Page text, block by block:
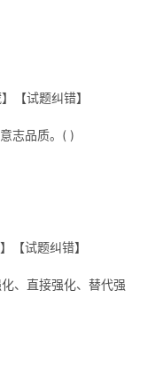
【试题纠错】
志品质。( )
【试题纠错】
、直接强化、替代强